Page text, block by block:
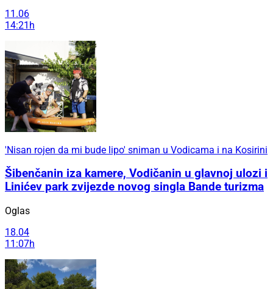
11.06
14:21h
'Nisan rojen da mi bude lipo' sniman u Vodicama i na Kosirini
Šibenčanin iza kamere, Vodičanin u glavnoj ulozi i
Linićev park zvijezde novog singla Bande turizma
Oglas
18.04
11:07h